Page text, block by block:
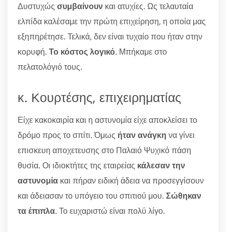
Δυστυχώς συμβαίνουν και ατυχίες. Ως τελαυταία
ελπίδα καλέσαμε την πρώτη επιχείρηση, η οποία μας
εξηπηρέτησε. Τελικά, δεν είναι τυχαίο που ήταν στην
κορυφή. Το κόστος λογικό. Μπήκαμε στο
πελατολόγιό τους.
κ. Κουρτέσης, επιχειρηματίας
Είχε κακοκαιρία και η αστυνομία είχε αποκλείσει το
δρόμο προς το σπίτι. Όμως ήταν ανάγκη να γίνει
επισκευη αποχετευσης στο Παλαιό Ψυχικό πάση
θυσία. Οι ιδιοκτήτες της εταιρείας κάλεσαν την
αστυνομία και πήραν ειδική άδεια να προσεγγίσουν
και άδειασαν το υπόγειο του σπιτιού μου. Σώθηκαν
τα έπιπλα. Το ευχαριστώ είναι πολύ λίγο.